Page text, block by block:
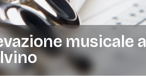
musicale